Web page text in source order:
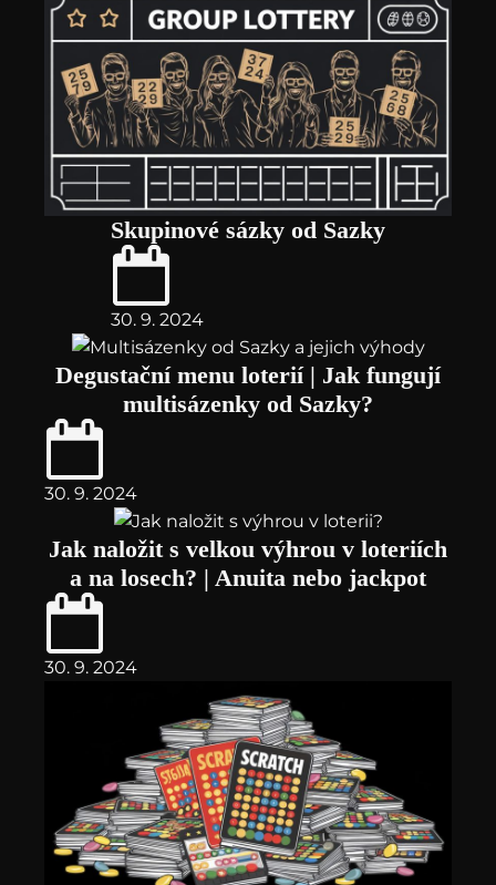
Skupinové sázky od Sazky
30. 9. 2024
Degustační menu loterií | Jak fungují
multisázenky od Sazky?
30. 9. 2024
Jak naložit s velkou výhrou v loteriích
a na losech? | Anuita nebo jackpot
30. 9. 2024